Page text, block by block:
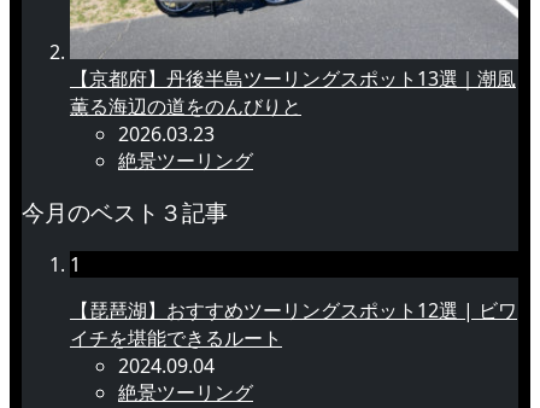
【京都府】丹後半島ツーリングスポット13選｜潮風
薫る海辺の道をのんびりと
2026.03.23
絶景ツーリング
今月のベスト３記事
1
【琵琶湖】おすすめツーリングスポット12選 | ビワ
イチを堪能できるルート
2024.09.04
絶景ツーリング